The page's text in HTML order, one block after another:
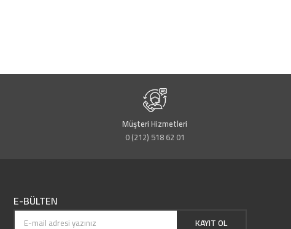
Müşteri Hizmetleri
0 (212) 518 62 01
E-BÜLTEN
KAYIT OL